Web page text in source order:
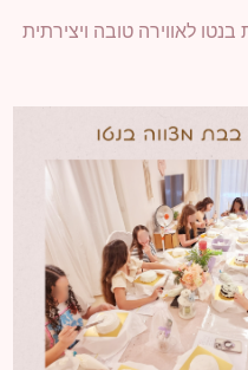
בנטו לאווירה טובה ויצירתית